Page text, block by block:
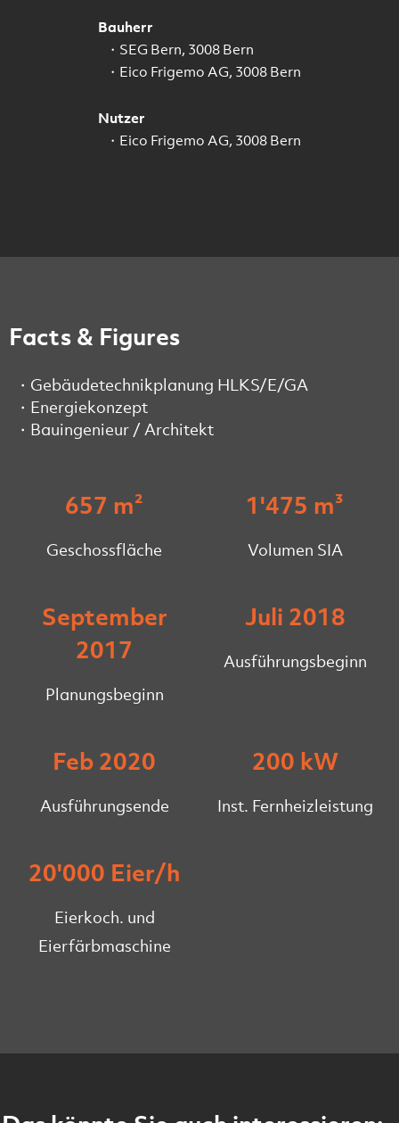
Bauherr
SEG Bern, 3008 Bern
Eico Frigemo AG, 3008 Bern
Nutzer
Eico Frigemo AG, 3008 Bern
Facts & Figures
Gebäudetechnikplanung HLKS/E/GA
Energiekonzept
Bauingenieur / Architekt
657 m²
Geschossfläche
1'475 m³
Volumen SIA
September
2017
Planungsbeginn
Juli 2018
Ausführungsbeginn
Feb 2020
Ausführungsende
200 kW
Inst. Fernheizleistung
20'000 Eier/h
Eierkoch. und
Eierfärbmaschine